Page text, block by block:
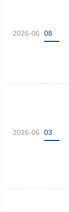
2026-06 08
2026-06 03